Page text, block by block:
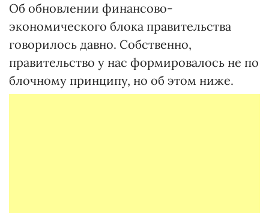
Об обновлении финансово-
экономического блока правительства
говорилось давно. Собственно,
правительство у нас формировалось не по
блочному принципу, но об этом ниже.